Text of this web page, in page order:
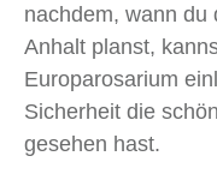
nachdem, wann du
Anhalt planst,
Europarosarium
Sicherheit die
gesehen hast.